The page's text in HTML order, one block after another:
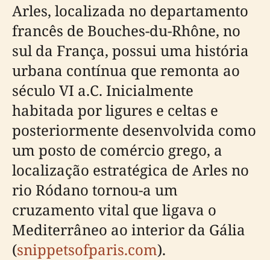
Arles, localizada no departamento
francês de Bouches-du-Rhône, no
sul da França, possui uma história
urbana contínua que remonta ao
século VI a.C. Inicialmente
habitada por ligures e celtas e
posteriormente desenvolvida como
um posto de comércio grego, a
localização estratégica de Arles no
rio Ródano tornou-a um
cruzamento vital que ligava o
Mediterrâneo ao interior da Gália
(snippetsofparis.com).